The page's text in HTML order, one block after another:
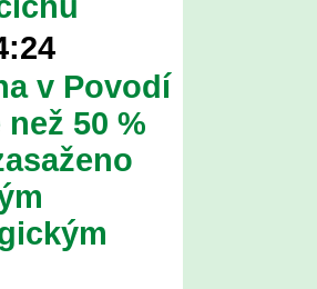
v Povodí
50 %